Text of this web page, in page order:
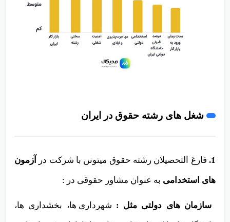
1. فارغ التحصیلان رشته حقوق میتونن با شرکت در
های استخدامی به عنوان مشاور حقوقی در :